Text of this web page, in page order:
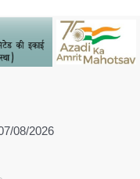
08/2026